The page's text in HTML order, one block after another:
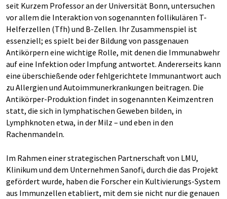
seit Kurzem Professor an der Universität Bonn, untersuchen
vor allem die Interaktion von sogenannten follikulären T-
Helferzellen (Tfh) und B-Zellen. Ihr Zusammenspiel ist
essenziell; es spielt bei der Bildung von passgenauen
Antikörpern eine wichtige Rolle, mit denen die Immunabwehr
auf eine Infektion oder Impfung antwortet. Andererseits kann
eine überschießende oder fehlgerichtete Immunantwort auch
zu Allergien und Autoimmunerkrankungen beitragen. Die
Antikörper-Produktion findet in sogenannten Keimzentren
statt, die sich in lymphatischen Geweben bilden, in
Lymphknoten etwa, in der Milz – und eben in den
Rachenmandeln.
Im Rahmen einer strategischen Partnerschaft von LMU,
Klinikum und dem Unternehmen Sanofi, durch die das Projekt
gefördert wurde, haben die Forscher ein Kultivierungs-System
aus Immunzellen etabliert, mit dem sie nicht nur die genauen